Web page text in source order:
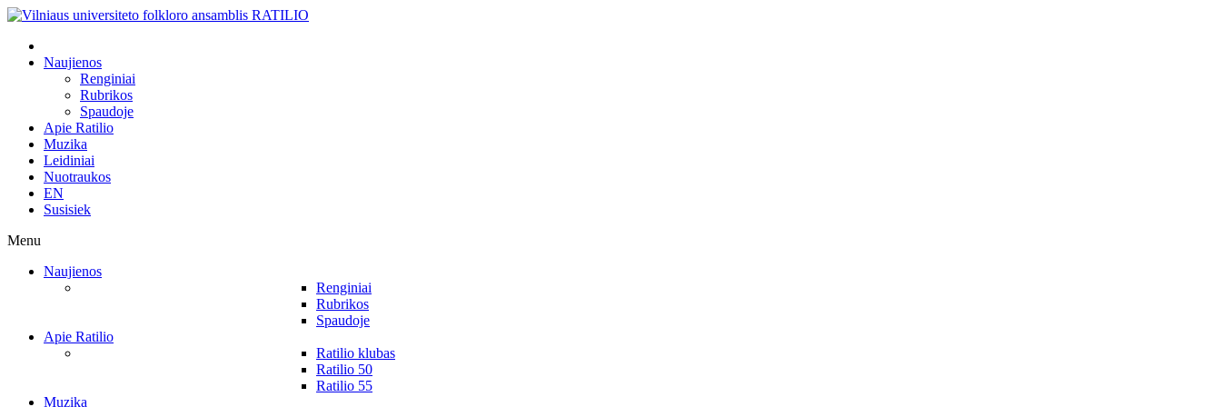
Naujienos
Renginiai
Rubrikos
Spaudoje
Apie Ratilio
Muzika
Leidiniai
Nuotraukos
EN
Susisiek
Menu
Naujienos
Renginiai
Rubrikos
Spaudoje
Apie Ratilio
Ratilio klubas
Ratilio 50
Ratilio 55
Muzika